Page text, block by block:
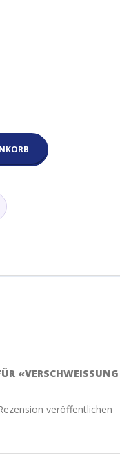
«VERSCHWEISSUNG
veröffentlichen